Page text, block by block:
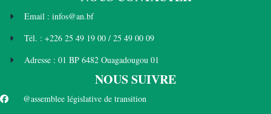
Email : infos@an.bf
Tél. : +226 25 49 19 00 / 25 49 00 09
Adresse : 01 BP 6482 Ouagadougou 01
NOUS SUIVRE
@assemblee législative de transition